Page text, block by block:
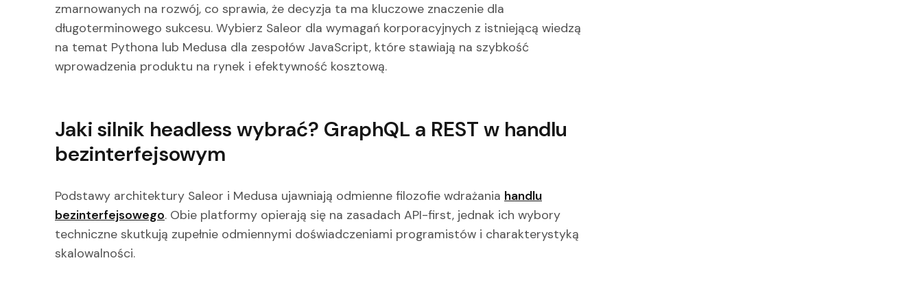
zmarnowanych na rozwój, co sprawia, że decyzja ta ma kluczowe znaczenie dla
długoterminowego sukcesu. Wybierz Saleor dla wymagań korporacyjnych z istniejącą wiedzą
na temat Pythona lub Medusa dla zespołów JavaScript, które stawiają na szybkość
wprowadzenia produktu na rynek i efektywność kosztową.
Jaki silnik headless wybrać? GraphQL a REST w handlu
bezinterfejsowym
Podstawy architektury Saleor i Medusa ujawniają odmienne filozofie wdrażania handlu
bezinterfejsowego. Obie platformy opierają się na zasadach API-first, jednak ich wybory
techniczne skutkują zupełnie odmiennymi doświadczeniami programistów i charakterystyką
skalowalności.